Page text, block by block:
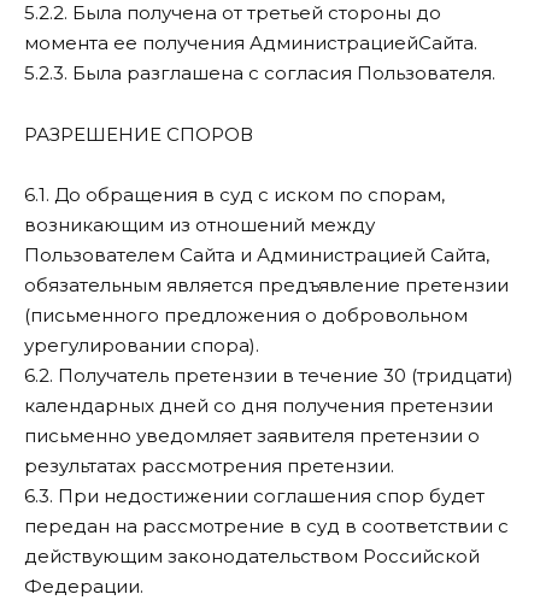
5.2.2. Была получена от третьей стороны до
момента ее получения АдминистрациейСайта.
5.2.3. Была разглашена с согласия Пользователя.
РАЗРЕШЕНИЕ СПОРОВ
6.1. До обращения в суд с иском по спорам,
возникающим из отношений между
Пользователем Сайта и Администрацией Сайта,
обязательным является предъявление претензии
(письменного предложения о добровольном
урегулировании спора).
6.2. Получатель претензии в течение 30 (тридцати)
календарных дней со дня получения претензии
письменно уведомляет заявителя претензии о
результатах рассмотрения претензии.
6.3. При недостижении соглашения спор будет
передан на рассмотрение в суд в соответствии с
действующим законодательством Российской
Федерации.